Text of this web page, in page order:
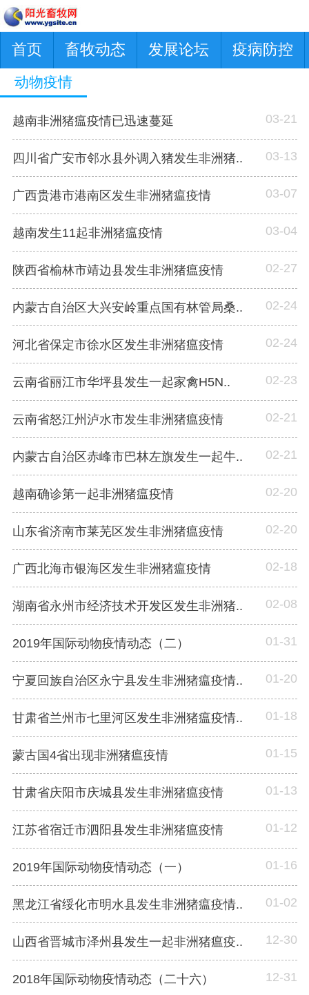
首页 畜牧动态 发展论坛 疫病防控
动物疫情
越南非洲猪瘟疫情已迅速蔓延 03-21
四川省广安市邻水县外调入猪发生非洲猪.. 03-13
广西贵港市港南区发生非洲猪瘟疫情 03-07
越南发生11起非洲猪瘟疫情 03-04
陕西省榆林市靖边县发生非洲猪瘟疫情 02-27
内蒙古自治区大兴安岭重点国有林管局桑.. 02-24
河北省保定市徐水区发生非洲猪瘟疫情 02-24
云南省丽江市华坪县发生一起家禽H5N.. 02-23
云南省怒江州泸水市发生非洲猪瘟疫情 02-21
内蒙古自治区赤峰市巴林左旗发生一起牛.. 02-21
越南确诊第一起非洲猪瘟疫情 02-20
山东省济南市莱芜区发生非洲猪瘟疫情 02-20
广西北海市银海区发生非洲猪瘟疫情 02-18
湖南省永州市经济技术开发区发生非洲猪.. 02-08
2019年国际动物疫情动态（二） 01-31
宁夏回族自治区永宁县发生非洲猪瘟疫情.. 01-20
甘肃省兰州市七里河区发生非洲猪瘟疫情.. 01-18
蒙古国4省出现非洲猪瘟疫情 01-15
甘肃省庆阳市庆城县发生非洲猪瘟疫情 01-13
江苏省宿迁市泗阳县发生非洲猪瘟疫情 01-12
2019年国际动物疫情动态（一） 01-16
黑龙江省绥化市明水县发生非洲猪瘟疫情.. 01-02
山西省晋城市泽州县发生一起非洲猪瘟疫.. 12-30
2018年国际动物疫情动态（二十六） 12-31